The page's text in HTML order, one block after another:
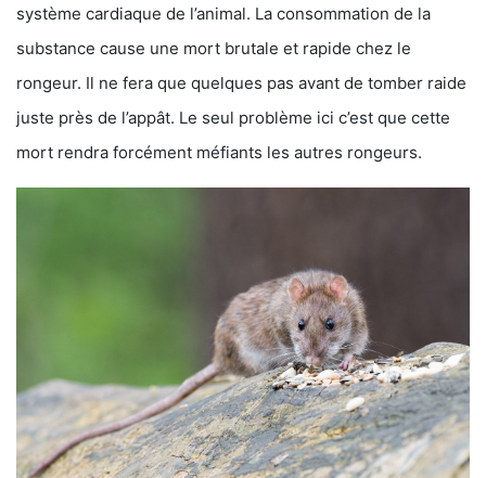
système cardiaque de l’animal. La consommation de la
substance cause une mort brutale et rapide chez le
rongeur. Il ne fera que quelques pas avant de tomber raide
juste près de l’appât. Le seul problème ici c’est que cette
mort rendra forcément méfiants les autres rongeurs.